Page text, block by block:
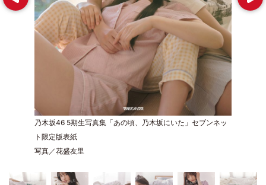
乃木坂46 5期生写真集「あの頃、乃木坂にいた」セブンネッ
ト限定版表紙
写真／花盛友里